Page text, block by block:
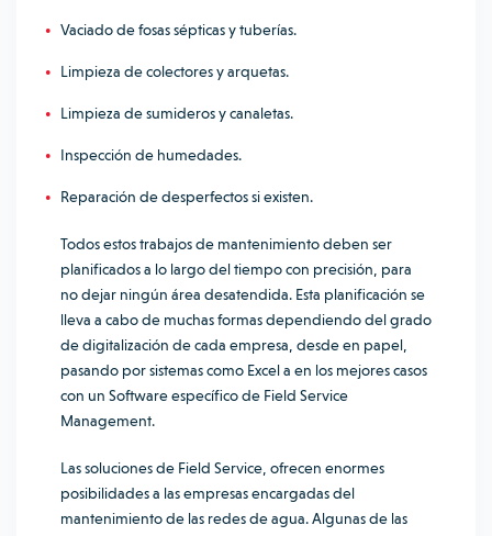
Vaciado de fosas sépticas y tuberías.
Limpieza de colectores y arquetas.
Limpieza de sumideros y canaletas.
Inspección de humedades.
Reparación de desperfectos si existen.
Todos estos trabajos de mantenimiento deben ser
planificados a lo largo del tiempo con precisión, para
no dejar ningún área desatendida. Esta planificación se
lleva a cabo de muchas formas dependiendo del grado
de digitalización de cada empresa, desde en papel,
pasando por sistemas como Excel a en los mejores casos
con un Software específico de Field Service
Management.
Las soluciones de Field Service, ofrecen enormes
posibilidades a las empresas encargadas del
mantenimiento de las redes de agua. Algunas de las